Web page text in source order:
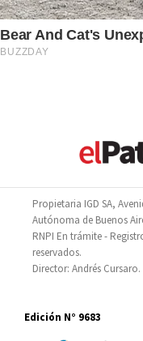
Propietaria IGD SA,
Autónoma de Buenos
RNPI En trámite -
reservados.
Director: Andrés Cursaro.
Edición N° 9683